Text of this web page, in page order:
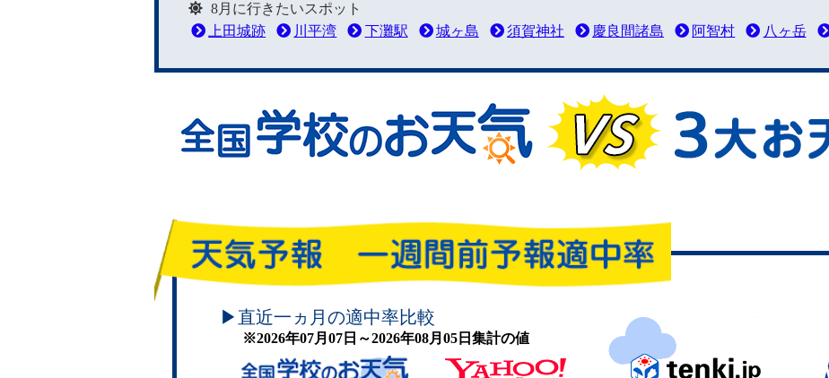
8月に行きたいスポット
上田城跡
川平湾 下灘駅 城ヶ島 須賀神社 慶良間諸島 阿智村 八ヶ岳
頑張れ！学校のお天気
▶直近一ヵ月の適中率比較
※2026年07月07日～2026年08月05日集計の値